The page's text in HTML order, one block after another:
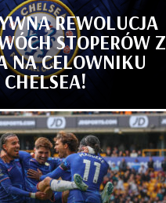
REWOLUCJA
STOPERÓW Z
NA CELOWNIKU
CHELSEA!